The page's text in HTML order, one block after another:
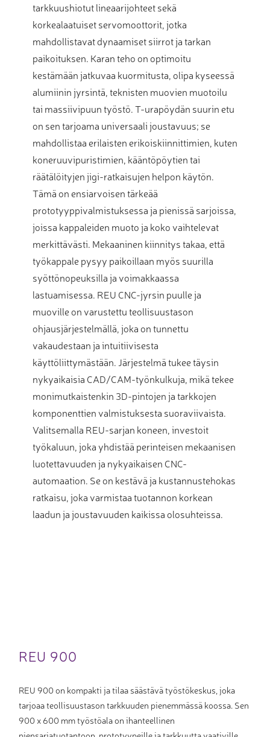
tarkkuushiotut lineaarijohteet sekä
korkealaatuiset servomoottorit, jotka
mahdollistavat dynaamiset siirrot ja tarkan
paikoituksen. Karan teho on optimoitu
kestämään jatkuvaa kuormitusta, olipa kyseessä
alumiinin jyrsintä, teknisten muovien muotoilu
tai massiivipuun työstö. T-urapöydän suurin etu
on sen tarjoama universaali joustavuus; se
mahdollistaa erilaisten erikoiskiinnittimien, kuten
koneruuvipuristimien, kääntöpöytien tai
räätälöityjen jigi-ratkaisujen helpon käytön.
Tämä on ensiarvoisen tärkeää
prototyyppivalmistuksessa ja pienissä sarjoissa,
joissa kappaleiden muoto ja koko vaihtelevat
merkittävästi. Mekaaninen kiinnitys takaa, että
työkappale pysyy paikoillaan myös suurilla
syöttönopeuksilla ja voimakkaassa
lastuamisessa. REU CNC-jyrsin puulle ja
muoville on varustettu teollisuustason
ohjausjärjestelmällä, joka on tunnettu
vakaudestaan ja intuitiivisesta
käyttöliittymästään. Järjestelmä tukee täysin
nykyaikaisia CAD/CAM-työnkulkuja, mikä tekee
monimutkaistenkin 3D-pintojen ja tarkkojen
komponenttien valmistuksesta suoraviivaista.
Valitsemalla REU-sarjan koneen, investoit
työkaluun, joka yhdistää perinteisen mekaanisen
luotettavuuden ja nykyaikaisen CNC-
automaation. Se on kestävä ja kustannustehokas
ratkaisu, joka varmistaa tuotannon korkean
laadun ja joustavuuden kaikissa olosuhteissa.
REU 900
REU 900 on kompakti ja tilaa säästävä työstökeskus, joka
tarjoaa teollisuustason tarkkuuden pienemmässä koossa. Sen
900 x 600 mm työstöala on ihanteellinen
piensarjatuotantoon, prototyypeille ja tarkkuutta vaativille